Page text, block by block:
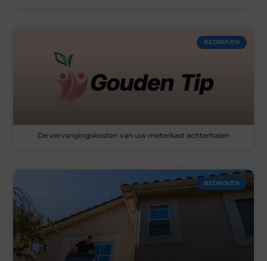
BEDRIJVEN
De vervangingskosten van uw meterkast achterhalen
BEDRIJVEN